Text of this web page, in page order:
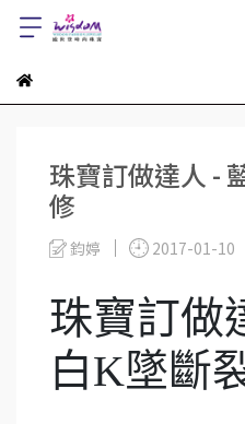
珠寶訂做達人 -
修
鈞婷 2017-01-10
珠寶訂做
白K墜斷